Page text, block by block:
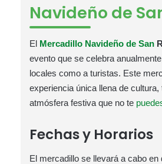
Navideño de
El Mercadillo Navideño de San
evento que se celebra
locales como a turistas. Este
experiencia única llena de
atmósfera festiva que no te
Fechas y Horarios
El mercadillo se llevará a cabo en